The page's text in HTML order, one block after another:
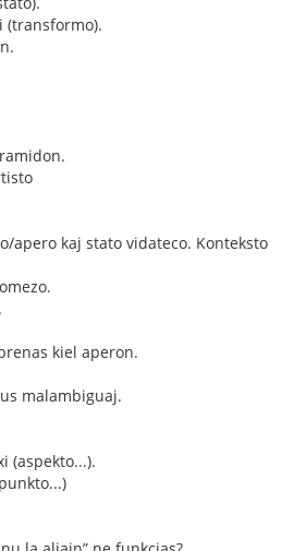
(transformo).
apero kaj stato vidateco. Konteksto
kiel aperon.
malambiguaj.
(aspekto...).